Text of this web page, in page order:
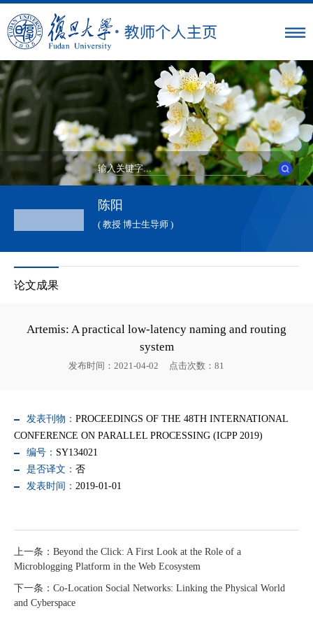
陈阳
( 教授 博士生导师 )
论文成果
Artemis: A practical low-latency naming and routing
system
发布时间：2021-04-02 点击次数： 81
发表刊物： PROCEEDINGS OF THE 48TH INTERNATIONAL
CONFERENCE ON PARALLEL PROCESSING (ICPP 2019)
编号： SY134021
是否译文： 否
发表时间： 2019-01-01
上一条：Beyond the Click: A First Look at the Role of a
Microblogging Platform in the Web Ecosystem
下一条：Co-Location Social Networks: Linking the Physical World
and Cyberspace